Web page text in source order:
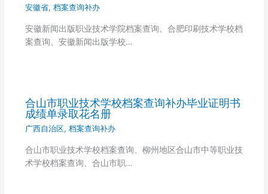
安徽省, 档案查询补办
安徽新闻出版职业技术学院档案查询、合肥印刷技术学校档
案查询、安徽新闻出版学校…
合山市职业技术学校档案查询补办毕业证明书
成绩单录取花名册
广西自治区, 档案查询补办
合山市职业技术学校档案查询、柳州地区合山市中等职业技
术学校档案查询、合山市职…